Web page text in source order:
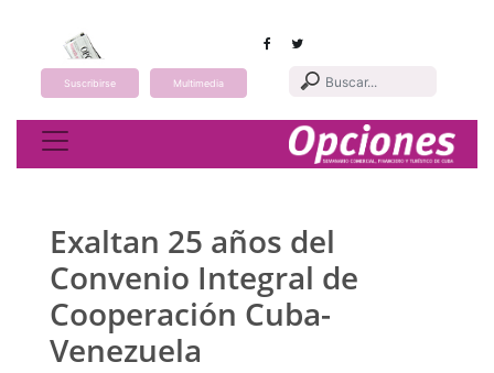
Suscribirse Multimedia
Toggle navigation
Exaltan 25 años del
Convenio Integral de
Cooperación Cuba-
Venezuela